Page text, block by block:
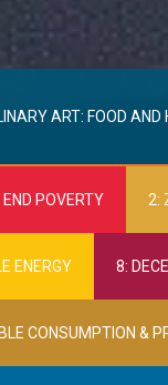
ART: FOOD AND
END POVERTY 2:
ENERGY 8:
CONSUMPTION &